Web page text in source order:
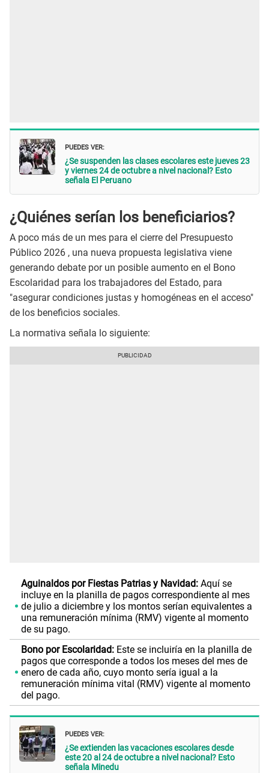
PUEDES VER:
¿Se suspenden las clases escolares este jueves 23
y viernes 24 de octubre a nivel nacional? Esto
señala El Peruano
¿Quiénes serían los beneficiarios?
A poco más de un mes para el cierre del Presupuesto
Público 2026 , una nueva propuesta legislativa viene
generando debate por un posible aumento en el Bono
Escolaridad para los trabajadores del Estado, para
"asegurar condiciones justas y homogéneas en el acceso"
de los beneficios sociales.
La normativa señala lo siguiente:
Aguinaldos por Fiestas Patrias y Navidad: Aquí se
incluye en la planilla de pagos correspondiente al mes
de julio a diciembre y los montos serían equivalentes a
una remuneración mínima (RMV) vigente al momento
de su pago.
Bono por Escolaridad: Este se incluiría en la planilla de
pagos que corresponde a todos los meses del mes de
enero de cada año, cuyo monto sería igual a la
remuneración mínima vital (RMV) vigente al momento
del pago.
PUEDES VER:
¿Se extienden las vacaciones escolares desde
este 20 al 24 de octubre a nivel nacional? Esto
señala Minedu